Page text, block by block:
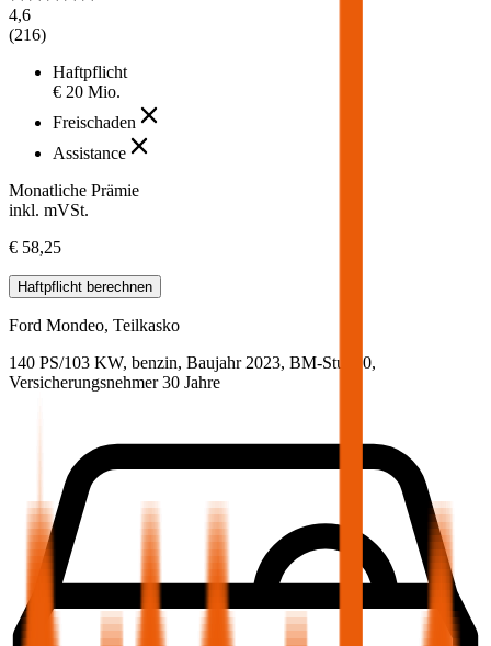
4,6
(216)
Haftpflicht
€ 20 Mio.
Freischaden
Assistance
Monatliche Prämie
inkl. mVSt.
€ 58,25
Haftpflicht berechnen
Ford Mondeo, Teilkasko
140 PS/103 KW, benzin, Baujahr 2023, BM-Stufe 0,
Versicherungsnehmer 30 Jahre